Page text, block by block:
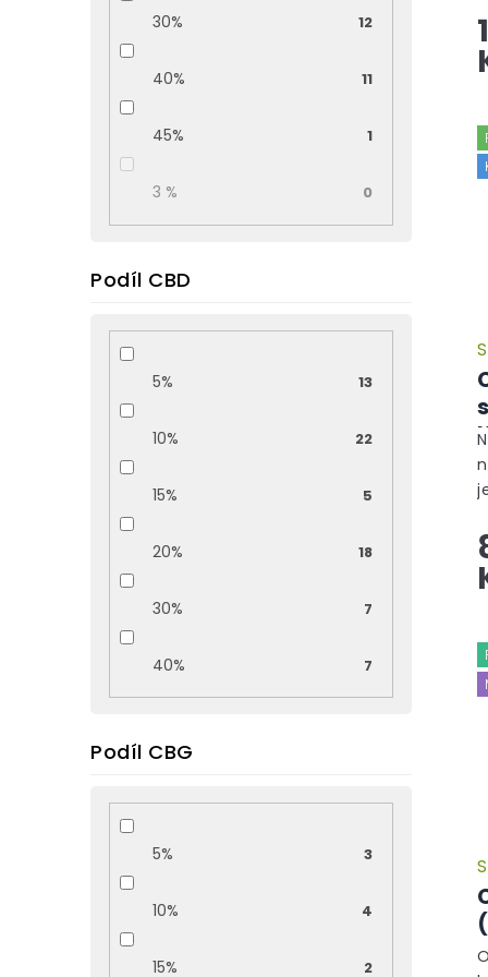
30% 12
40% 11
45% 1
3 % 0
Podíl CBD
5% 13
10% 22
15% 5
20% 18
30% 7
40% 7
Podíl CBG
5% 3
10% 4
15% 2